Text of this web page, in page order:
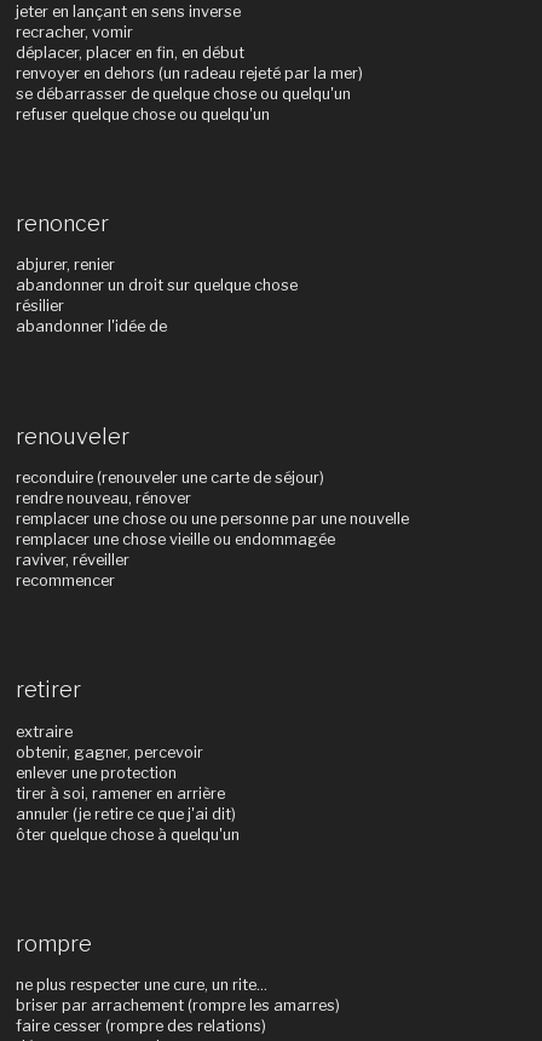
jeter en lançant en sens inverse
recracher, vomir
déplacer, placer en fin, en début
renvoyer en dehors (un radeau rejeté par la mer)
se débarrasser de quelque chose ou quelqu'un
refuser quelque chose ou quelqu'un
renoncer
abjurer, renier
abandonner un droit sur quelque chose
résilier
abandonner l'idée de
renouveler
reconduire (renouveler une carte de séjour)
rendre nouveau, rénover
remplacer une chose ou une personne par une nouvelle
remplacer une chose vieille ou endommagée
raviver, réveiller
recommencer
retirer
extraire
obtenir, gagner, percevoir
enlever une protection
tirer à soi, ramener en arrière
annuler (je retire ce que j'ai dit)
ôter quelque chose à quelqu'un
rompre
ne plus respecter une cure, un rite...
briser par arrachement (rompre les amarres)
faire cesser (rompre des relations)